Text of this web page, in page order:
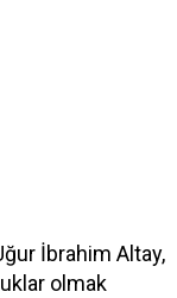
İbrahim Altay,
olmak